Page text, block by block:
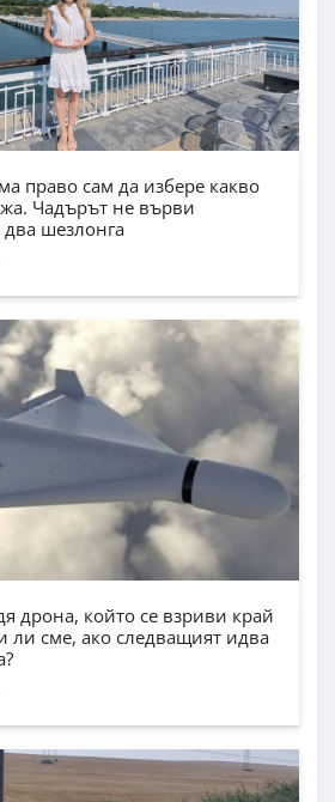
право сам да избере какво
Чадърът не върви
шезлонга
дрона, който се взриви край
ли сме, ако следващият идва